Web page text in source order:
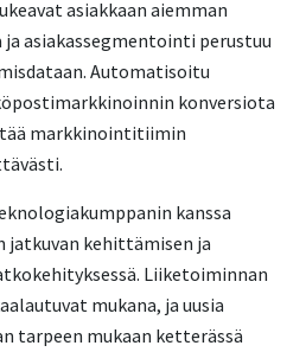
asiakkaan aiemman
asiakassegmentointi perustuu
Automatisoitu
konversiota
markkinointitiimin
kanssa
kehittämisen ja
Liiketoiminnan
mukana, ja uusia
tarpeen mukaan ketterässä